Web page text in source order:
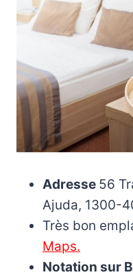
Adresse 56
Ajuda, 1300-
Très bon
Maps.
Notation sur